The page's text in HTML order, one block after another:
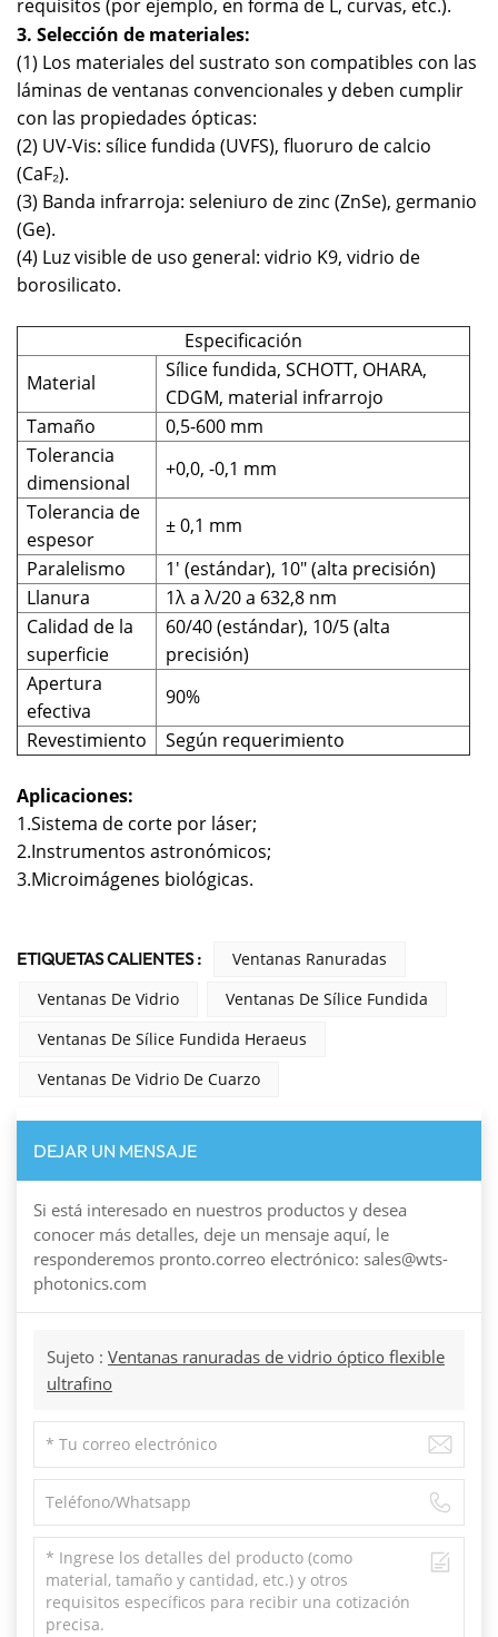
requisitos (por ejemplo, en forma de L, curvas, etc.).
3. Selección de materiales:
(1) Los materiales del sustrato son compatibles con las
láminas de ventanas convencionales y deben cumplir
con las propiedades ópticas:
(2) UV-Vis: sílice fundida (UVFS), fluoruro de calcio
(CaF₂).
(3) Banda infrarroja: seleniuro de zinc (ZnSe), germanio
(Ge).
(4) Luz visible de uso general: vidrio K9, vidrio de
borosilicato.
Especificación
Material
Sílice fundida, SCHOTT, OHARA,
CDGM, material infrarrojo
Tamaño
0,5-600 mm
Tolerancia
dimensional
+0,0, -0,1 mm
Tolerancia de
espesor
± 0,1 mm
Paralelismo
1' (estándar), 10" (alta precisión)
Llanura
1λ a λ/20 a 632,8 nm
Calidad de la
superficie
60/40 (estándar), 10/5 (alta
precisión)
Apertura
efectiva
90%
Revestimiento
Según requerimiento
Aplicaciones:
1.Sistema de corte por láser;
2.Instrumentos astronómicos;
3.Microimágenes biológicas.
ETIQUETAS CALIENTES :
Ventanas Ranuradas
Ventanas De Vidrio
Ventanas De Sílice Fundida
Ventanas De Sílice Fundida Heraeus
Ventanas De Vidrio De Cuarzo
DEJAR UN MENSAJE
Si está interesado en nuestros productos y desea
conocer más detalles, deje un mensaje aquí, le
responderemos pronto.correo electrónico: sales@wts-
photonics.com
Sujeto : Ventanas ranuradas de vidrio óptico flexible
ultrafino